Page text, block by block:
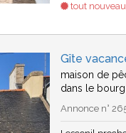
tout nouveau
Gîte
maison de
dans le
Annonce n°